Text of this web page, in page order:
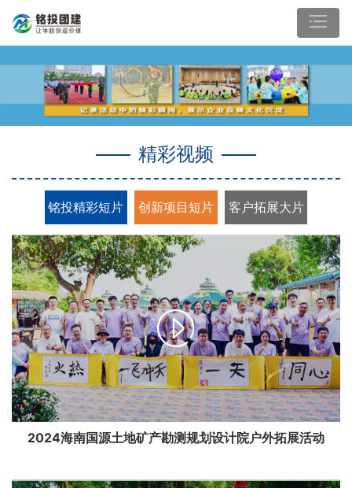
精彩视频
铭投精彩短片 创新项目短片 客户拓展大片

2024海南国源土地矿产勘测规划设计院户外拓展活动